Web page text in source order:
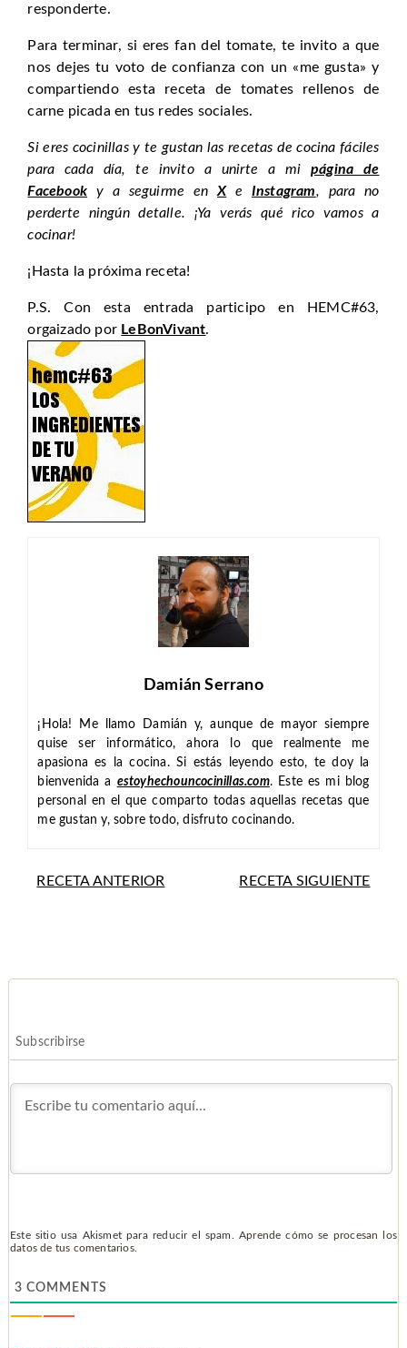
responderte.
Para terminar, si eres fan del tomate, te invito a que
nos dejes tu voto de confianza con un «me gusta» y
compartiendo esta receta de tomates rellenos de
carne picada en tus redes sociales.
Si eres cocinillas y te gustan las recetas de cocina fáciles
para cada día, te invito a unirte a mipágina de
Facebook y a seguirme enXe Instagram, para no
perderte ningún detalle. ¡Ya verás qué rico vamos a
cocinar!
¡Hasta la próxima receta!
P.S. Con esta entrada participo en HEMC#63,
orgaizado por LeBonVivant.
Damián Serrano
¡Hola! Me llamo Damián y, aunque de mayor siempre
quise ser informático, ahora lo que realmente me
apasiona es la cocina. Si estás leyendo esto, te doy la
bienvenida a estoyhechouncocinillas.com. Este es mi blog
personal en el que comparto todas aquellas recetas que
me gustan y, sobre todo, disfruto cocinando.
RECETA ANTERIOR RECETA SIGUIENTE
Subscribirse
Este sitio usa Akismet para reducir el spam. Aprende cómo se procesan los
datos de tus comentarios.
3 COMMENTS